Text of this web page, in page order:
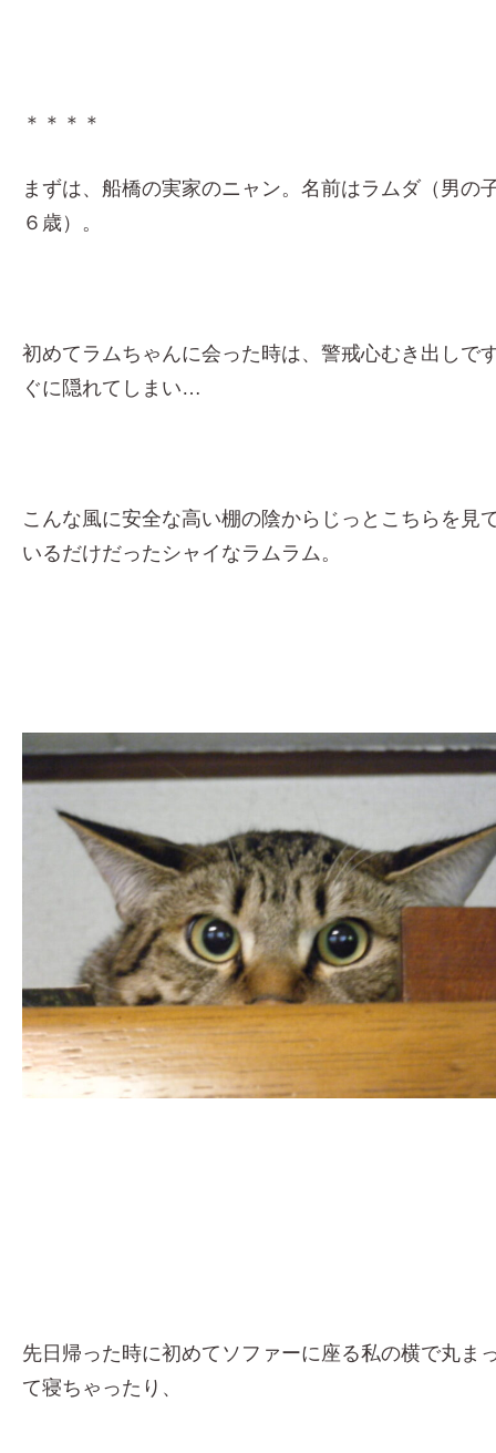
＊＊＊＊
まずは、船橋の実家のニャン。名前はラムダ（男の
６歳）。
初めてラムちゃんに会った時は、警戒心むき出しで
ぐに隠れてしまい…
こんな風に安全な高い棚の陰からじっとこちらを見
いるだけだったシャイなラムラム。
先日帰った時に初めてソファーに座る私の横で丸ま
て寝ちゃったり、